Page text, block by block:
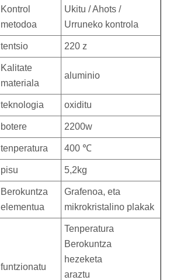
Kontrol
metodoa
Ukitu / Ahots /
Urruneko kontrola
tentsio 220 z
Kalitate
materiala
aluminio
teknologia oxiditu
botere 2200w
tenperatura 400 ℃
pisu 5,2kg
Berokuntza
elementua
Grafenoa, eta
mikrokristalino plakak
funtzionatu
Tenperatura
Berokuntza
hezeketa
araztu